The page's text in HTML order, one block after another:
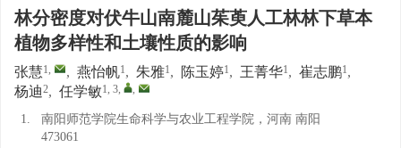
林分密度对伏牛山南麓山茱萸人工林林下草本
植物多样性和土壤性质的影响
张慧1, , 燕怡帆1, 朱雅1, 陈玉婷1, 王菁华1, 崔志鹏1,
杨迪2, 任学敏1, 3, ,
1.
南阳师范学院生命科学与农业工程学院，河南 南阳
473061